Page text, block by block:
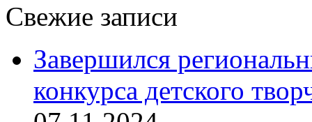
Свежие записи
Завершился
конкурса детского